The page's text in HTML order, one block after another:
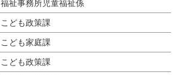
福祉事務所児童福祉係
こども政策課
こども家庭課
こども政策課